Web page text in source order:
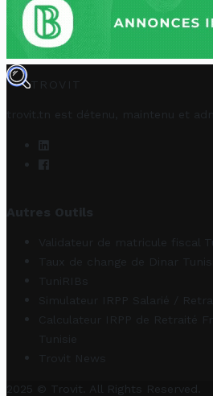
TROVIT
trovit.tn est détenu, maintenu et
Autres Outils
Validateur de matricule fiscal
Taux de change de Dinar
TuniRIBs
Simulateur IRPP Salarié /
Calculateur IRPP de Retraité
Tunisie
Trovit News
2025 © Trovit. All Rights Reserved.